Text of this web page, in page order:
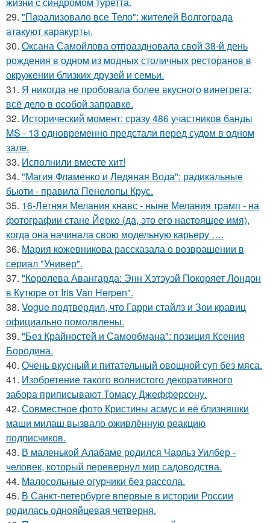
29. "Пapализовало все Тело": жителей Волгограда
атакуют каракурты.
30. Оксана Самойлова отпраздновала свой 38-й день
рождения в одном из модных столичных ресторанов в
окружении близких друзей и семьи.
31. Я никогда не пробовала более вкусного винегрета:
всё дело в особой заправке.
32. Исторический момент: сразу 486 участников банды
MS - 13 одновременно предстали перед судом в одном
зале.
33. Исполнили вместе хит!
34. "Магия Фламенко и Ледяная Вода": радикальные
бьюти - правила Пенелопы Крус.
35. 16-Летняя Мелания кнавс - ныне Мелания трамп - на
фотографии стане Йерко (да, это его настоящее имя),
когда она начинала свою модельную карьеру ….
36. Мария кожевникова рассказала о возвращении в
сериал "Универ".
37. "Королева Авангарда: Энн Хэтэуэй Покоряет Лондон
в Кутюре от Iris Van Herpen".
38. Vogue подтвердил, что Гарри стайлз и Зои кравиц
официально помолвлены.
39. "Без Крайностей и Самообмана": позиция Ксения
Бородина.
40. Очень вкусный и питательный овощной суп без мяса.
41. Изобретение такого волнистого декоративного
забора приписывают Томасу Джефферсону.
42. Совместное фото Кристины асмус и её близняшки
маши милаш вызвало оживлённую реакцию
подписчиков.
43. В маленькой Алабаме родился Чарльз Уилбер -
человек, который перевернул мир садоводства.
44. Малосольные огурчики без рассола.
45. В Санкт-петербурге впервые в истории России
родилась однояйцевая четверня.